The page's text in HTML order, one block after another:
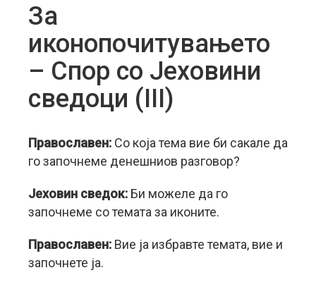
За
иконопочитувањето
– Спор со Јеховини
сведоци (III)
Православен: Со која тема вие би сакале да
го започнеме денешниов разговор?
Јеховин сведок: Би можеле да го
започнеме со темата за иконите.
Православен: Вие ја избравте темата, вие и
започнете ја.